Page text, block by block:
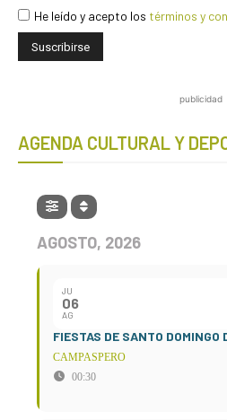
He leído y acepto los términos y
publicidad
AGENDA CULTURAL Y
AGOSTO, 2026
JU
06
AG
FIESTAS DE SANTO DOMINGO
CAMPASPERO
00:30